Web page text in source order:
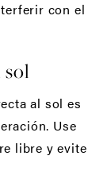
con el
al sol es
Use
libre y evite